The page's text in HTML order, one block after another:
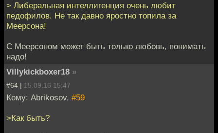
> Либеральная интеллигенция очень любит
педофилов. Не так давно яростно топила за
Меерсона!
С Меерсоном может быть только любовь, понимать
надо!
Villykickboxer18 »
#64 | 15.09.16 15:47
Кому: Abrikosov, #59
>Как быть?